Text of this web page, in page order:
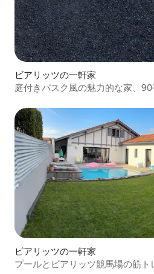
ビアリッツの一軒家
庭付きバスク風の魅力的な家、
ビアリッツの一軒家
プールとビアリッツ競馬場の筋ト